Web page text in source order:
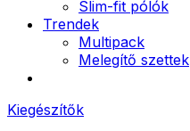
Slim-fit pólók
Trendek
Multipack
Melegítő szettek
Kiegészítők